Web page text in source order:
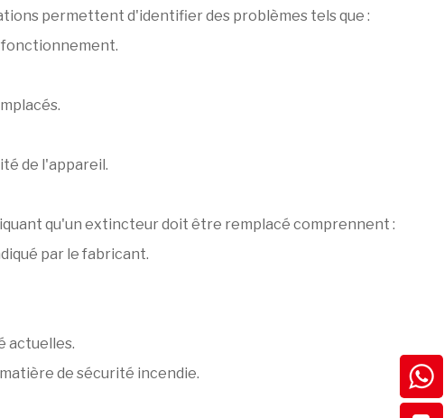
permettent d'identifier des problèmes tels que :
fonctionnement.
de l'appareil.
qu'un extincteur doit être remplacé comprennent :
par le fabricant.
actuelles.
de sécurité incendie.